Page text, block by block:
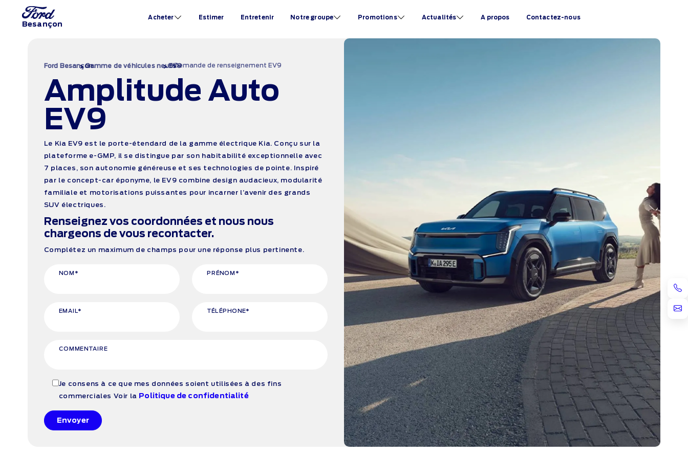
Besançon
Acheter Estimer Entretenir Notre groupe Promotions Actualités Contactez-nous
A propos
Ford Besançon
›
Gamme de véhicules neufs
›
EV9
›
Demande de renseignement EV9
Amplitude Auto
EV9
Le Kia EV9 est le porte-étendard de la gamme électrique Kia. Conçu sur la
plateforme e-GMP, il se distingue par son habitabilité exceptionnelle avec
7 places, son autonomie généreuse et ses technologies de pointe. Inspiré
par le concept-car éponyme, le EV9 combine design audacieux, modularité
familiale et motorisations puissantes pour incarner l’avenir des grands
SUV électriques.
Renseignez vos coordonnées et nous nous
chargeons de vous recontacter.
Complétez un maximum de champs pour une réponse plus pertinente.
NOM* PRÉNOM*
EMAIL* TÉLÉPHONE*
COMMENTAIRE
Je consens à ce que mes données soient utilisées à des fins
commerciales Voir la Politique de confidentialité
Envoyer